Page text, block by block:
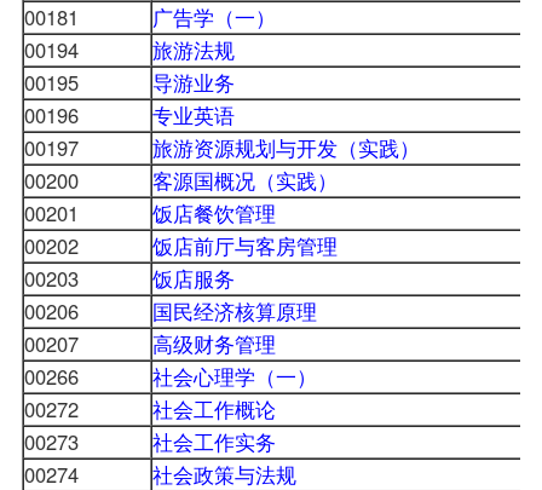
00181
广告学（一）
00194
旅游法规
00195
导游业务
00196
专业英语
00197
旅游资源规划与开发（实践）
00200
客源国概况（实践）
00201
饭店餐饮管理
00202
饭店前厅与客房管理
00203
饭店服务
00206
国民经济核算原理
00207
高级财务管理
00266
社会心理学（一）
00272
社会工作概论
00273
社会工作实务
00274
社会政策与法规